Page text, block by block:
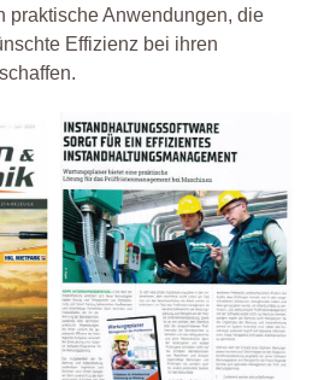
praktische Anwendungen, die
Effizienz bei ihren